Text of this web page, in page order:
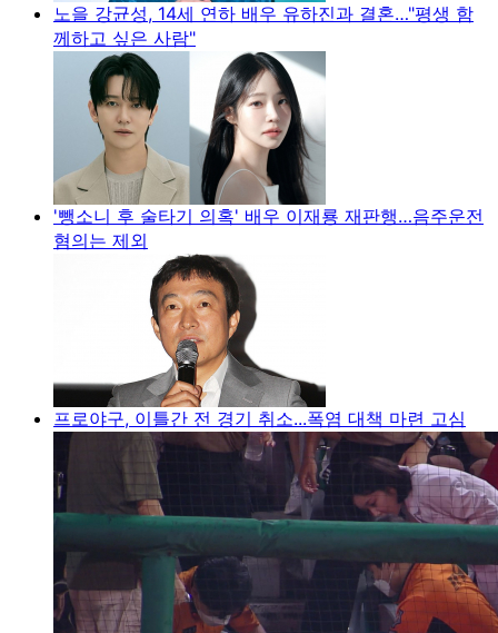
노을 강균성, 14세 연하 배우 유하진과 결혼…"평생 함
께하고 싶은 사람"
'뺑소니 후 술타기 의혹' 배우 이재룡 재판행…음주운전
혐의는 제외
프로야구, 이틀간 전 경기 취소...폭염 대책 마련 고심